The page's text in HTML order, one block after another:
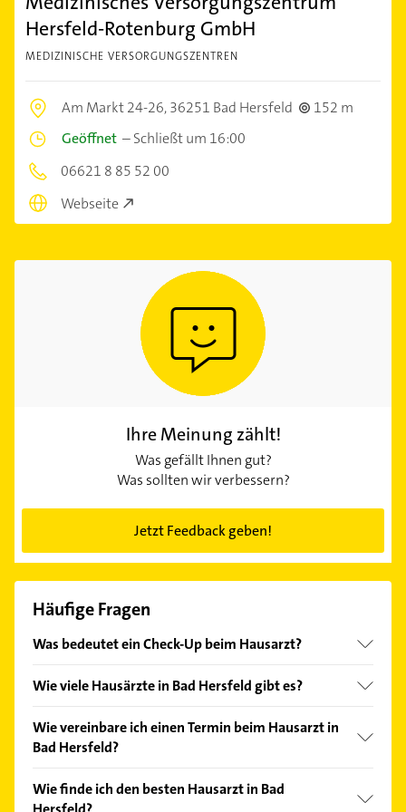
Hersfeld-Rotenburg GmbH
MEDIZINISCHE VERSORGUNGSZENTREN
Am Markt 24-26,36251 Bad Hersfeld
152 m
Geöffnet –Schließt um 16:00
06621 8 85 52 00
Webseite
Ihre Meinung zählt!
Was gefällt Ihnen gut?
Was sollten wir verbessern?
Jetzt Feedback geben!
Häufige Fragen
Was bedeutet ein Check-Up beim Hausarzt?
Jahre Anspruch auf eine Vorsorgeuntersuchung. Der
Anamnesegespräch und eine körperliche
Untersuchung durch. Der Check-Up beinhaltet
Test. In diesem Zusammenhang können Sie sich
Wie viele Hausärzte in Bad Hersfeld gibt es?
Hausärzte in Bad Hersfeld und näherer Umgebung.
Neben den Kontaktdaten finden Sie weitere
in Ihrer Nähre auszuwählen.
Wie vereinbare ich einen Termin beim Hausarzt in
Bad Hersfeld?
Ihrem Hausarzt in Bad Hersfeld auf. Viele Praxen
Wie finde ich den besten Hausarzt in Bad